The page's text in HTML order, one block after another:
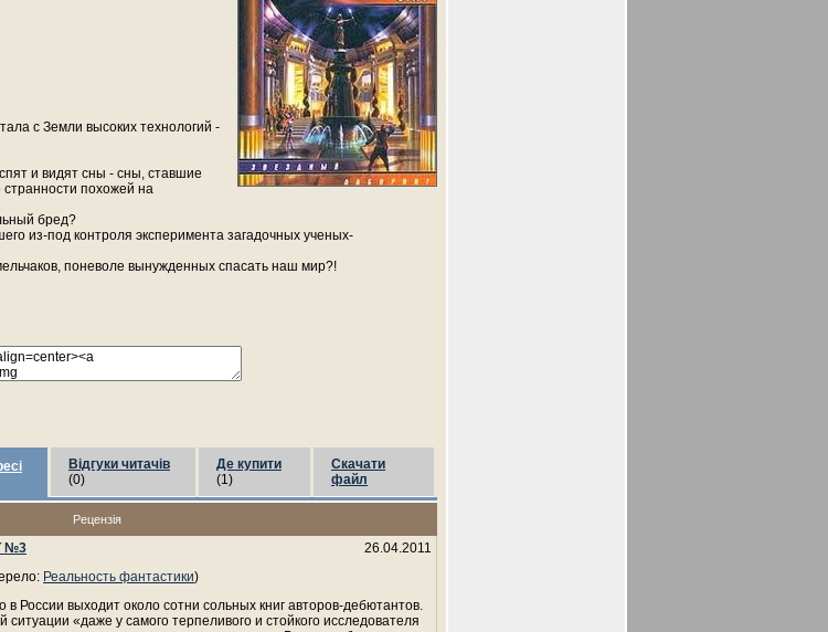
с Земли высоких технологий -
и видят сны - сны, ставшие
странности похожей на
бред?
из-под контроля эксперимента загадочных ученых-
поневоле вынужденных спасать наш мир?!
Відгуки читачів
(0)
Де купити
(1)
Скачати
файл
Рецензія
26.04.2011
№3
Реальность фантастики)
в России выходит около сотни сольных книг авторов-дебютантов.
ситуации «даже у самого терпеливого и стойкого исследователя